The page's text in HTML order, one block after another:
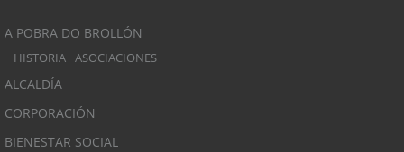
A POBRA DO BROLLÓN
HISTORIA ASOCIACIONES
ALCALDÍA
CORPORACIÓN
BIENESTAR SOCIAL